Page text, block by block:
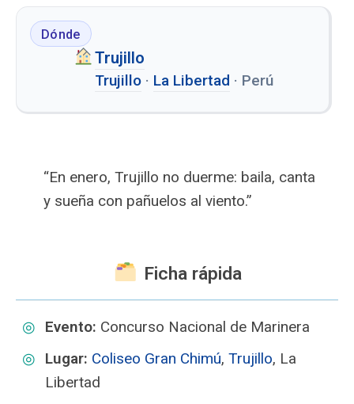
Dónde
Trujillo
Trujillo· La Libertad · Perú
“En enero, Trujillo no duerme: baila, canta
y sueña con pañuelos al viento.”
️ Ficha rápida
Evento: Concurso Nacional de Marinera
Lugar: Coliseo Gran Chimú, Trujillo, La
Libertad